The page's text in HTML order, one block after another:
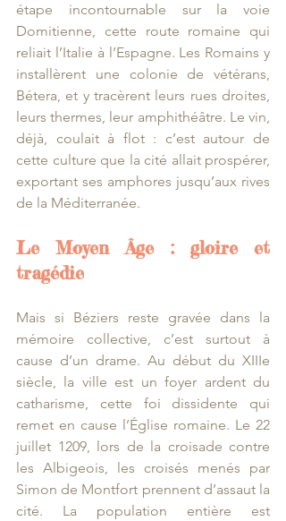
étape incontournable sur la voie
Domitienne, cette route romaine qui
reliait l’Italie à l’Espagne. Les Romains y
installèrent une colonie de vétérans,
Bétera, et y tracèrent leurs rues droites,
leurs thermes, leur amphithéâtre. Le vin,
déjà, coulait à flot : c’est autour de
cette culture que la cité allait prospérer,
exportant ses amphores jusqu’aux rives
de la Méditerranée.
Le Moyen Âge : gloire et
tragédie
Mais si Béziers reste gravée dans la
mémoire collective, c’est surtout à
cause d’un drame. Au début du XIIIe
siècle, la ville est un foyer ardent du
catharisme, cette foi dissidente qui
remet en cause l’Église romaine. Le 22
juillet 1209, lors de la croisade contre
les Albigeois, les croisés menés par
Simon de Montfort prennent d’assaut la
cité. La population entière est